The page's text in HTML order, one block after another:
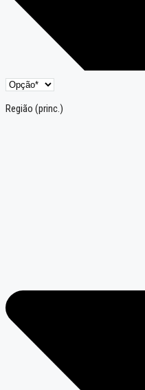
Região (princ.)